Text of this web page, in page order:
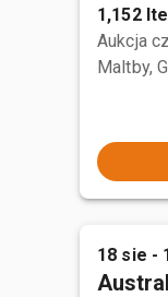
1,152
Aukcja
Maltby,
18 sie -